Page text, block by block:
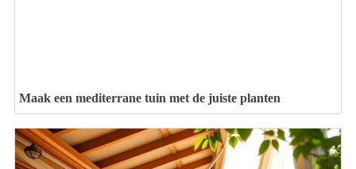
Maak een mediterrane tuin met de juiste planten